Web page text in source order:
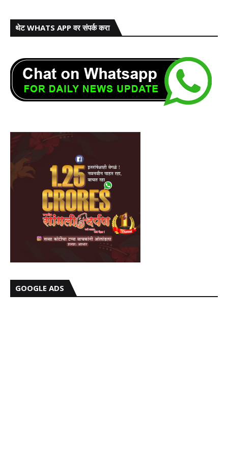
थेट WHATS APP वर संपर्क करा
GOOGLE ADS